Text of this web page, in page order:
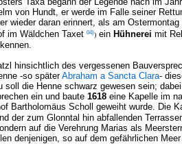
von Hundt, er werde im Falle seiner
wieder daran erinnert, als am
im Wäldchen Taxet 04)) ein Hühnerei mit
hinsichtlich des vergessenen
-so späterAbraham a Sancta Clara-
soll die Henne schwarz gewesen sein;
ein und baute 1618eine Kapelle im
Bartholomäus Scholl geweiht wurde. Die
der zum Glonntal hin abfallenden
auf die Verehrung Marias als
denjenigen, so auf dem gefährlichen